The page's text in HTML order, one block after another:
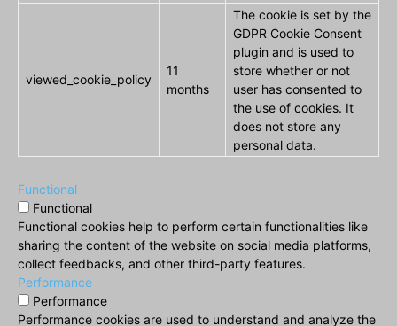
viewed_cookie_policy
11
months
The cookie is set by the
GDPR Cookie Consent
plugin and is used to
store whether or not
user has consented to
the use of cookies. It
does not store any
personal data.
Functional
Functional
Functional cookies help to perform certain functionalities like
sharing the content of the website on social media platforms,
collect feedbacks, and other third-party features.
Performance
Performance
Performance cookies are used to understand and analyze the